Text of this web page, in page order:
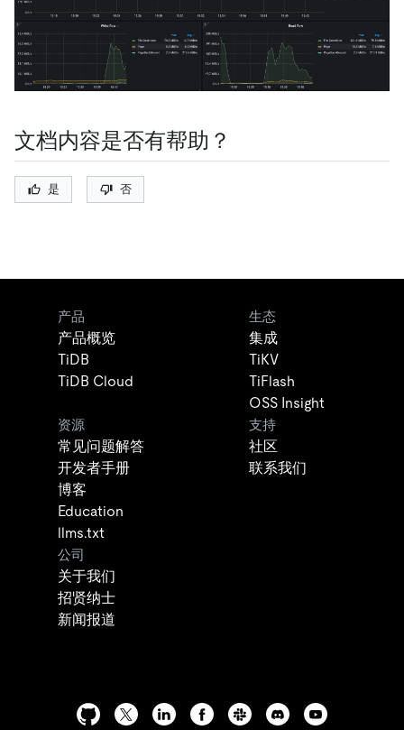
文档内容是否有帮助？
是 否
产品
产品概览
TiDB
TiDB Cloud
生态
集成
TiKV
TiFlash
OSS Insight
资源
常见问题解答
开发者手册
博客
Education
llms.txt
支持
社区
联系我们
公司
关于我们
招贤纳士
新闻报道